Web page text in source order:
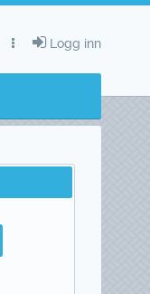
Logg inn